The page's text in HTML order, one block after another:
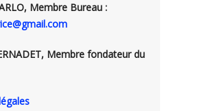
Membre Bureau :
Membre fondateur du